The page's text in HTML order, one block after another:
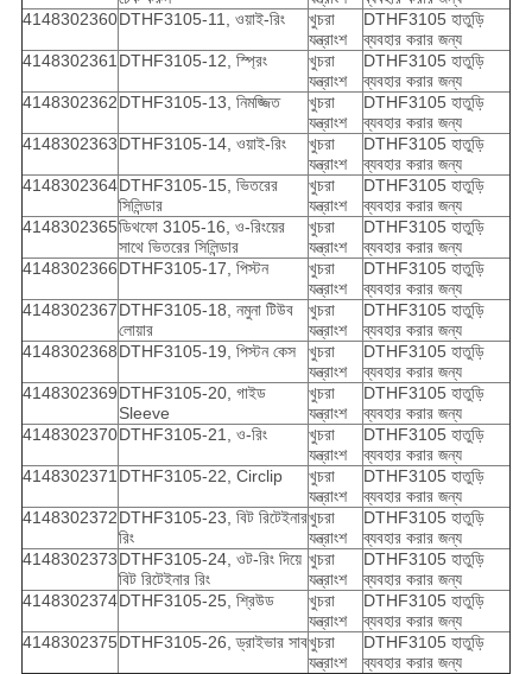
4148302360DTHF3105-11, ওয়াই-রিং
খুচরা
যন্ত্রাংশ
DTHF3105 হাতুড়ি
ব্যবহার করার জন্য
4148302361DTHF3105-12, স্প্রিং
খুচরা
যন্ত্রাংশ
DTHF3105 হাতুড়ি
ব্যবহার করার জন্য
4148302362DTHF3105-13, নিমজ্জিত
খুচরা
যন্ত্রাংশ
DTHF3105 হাতুড়ি
ব্যবহার করার জন্য
4148302363DTHF3105-14, ওয়াই-রিং
খুচরা
যন্ত্রাংশ
DTHF3105 হাতুড়ি
ব্যবহার করার জন্য
4148302364DTHF3105-15, ভিতরের
সিলিন্ডার
খুচরা
যন্ত্রাংশ
DTHF3105 হাতুড়ি
ব্যবহার করার জন্য
4148302365ডিথফো 3105-16, ও-রিংয়ের
সাথে ভিতরের সিলিন্ডার
খুচরা
যন্ত্রাংশ
DTHF3105 হাতুড়ি
ব্যবহার করার জন্য
4148302366DTHF3105-17, পিস্টন
খুচরা
যন্ত্রাংশ
DTHF3105 হাতুড়ি
ব্যবহার করার জন্য
4148302367DTHF3105-18, নমুনা টিউব
লোয়ার
খুচরা
যন্ত্রাংশ
DTHF3105 হাতুড়ি
ব্যবহার করার জন্য
4148302368DTHF3105-19, পিস্টন কেস
খুচরা
যন্ত্রাংশ
DTHF3105 হাতুড়ি
ব্যবহার করার জন্য
4148302369DTHF3105-20, গাইড
Sleeve
খুচরা
যন্ত্রাংশ
DTHF3105 হাতুড়ি
ব্যবহার করার জন্য
4148302370DTHF3105-21, ও-রিং
খুচরা
যন্ত্রাংশ
DTHF3105 হাতুড়ি
ব্যবহার করার জন্য
4148302371DTHF3105-22, Circlip
খুচরা
যন্ত্রাংশ
DTHF3105 হাতুড়ি
ব্যবহার করার জন্য
4148302372DTHF3105-23, বিট রিটেইনার
রিং
খুচরা
যন্ত্রাংশ
DTHF3105 হাতুড়ি
ব্যবহার করার জন্য
4148302373DTHF3105-24, ওট-রিং দিয়ে
বিট রিটেইনার রিং
খুচরা
যন্ত্রাংশ
DTHF3105 হাতুড়ি
ব্যবহার করার জন্য
4148302374DTHF3105-25, শ্রিউড
খুচরা
যন্ত্রাংশ
DTHF3105 হাতুড়ি
ব্যবহার করার জন্য
4148302375DTHF3105-26, ড্রাইভার সাবখুচরা
যন্ত্রাংশ
DTHF3105 হাতুড়ি
ব্যবহার করার জন্য